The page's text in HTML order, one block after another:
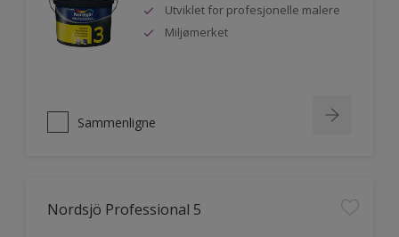
Utviklet for profesjonelle malere
Miljømerket
Sammenligne
Nordsjö Professional 5